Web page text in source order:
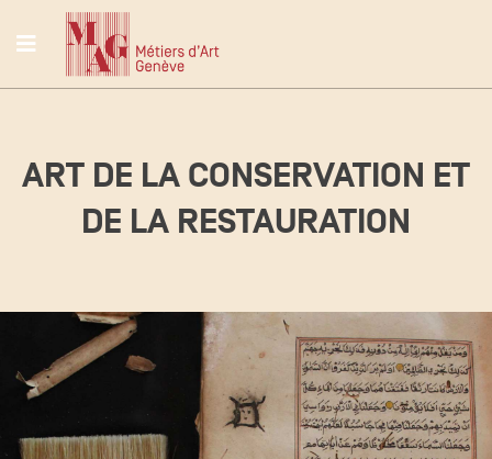
ART DE LA CONSERVATION ET
DE LA RESTAURATION